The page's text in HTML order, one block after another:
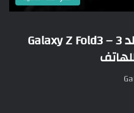
سامسونج جالكسي زد فولد 3 – Galaxy Z Fold3